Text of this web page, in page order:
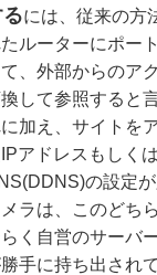
には、従来の方
ルーターにポー
て、外部からのア
して参照すると
加え、サイトを
アドレスもしく
の設定
メラは、このどち
く自営のサーバ
手に持ち出され